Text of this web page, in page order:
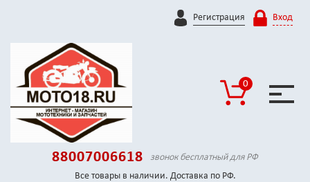
Регистрация Вход
0
88007006618
звонок бесплатный для РФ
Все товары в наличии. Доставка по РФ.